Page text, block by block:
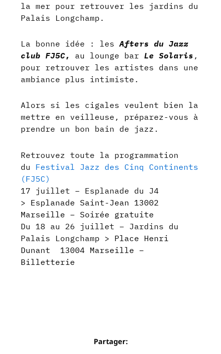
la mer pour retrouver les jardins du
Palais Longchamp.
La bonne idée : les Afters du Jazz
club FJ5C, au lounge barLe Solaris ,
pour retrouver les artistes dans une
ambiance plus intimiste.
Alors si les cigales veulent bien la
mettre en veilleuse, préparez-vous à
prendre un bon bain de jazz.
Retrouvez toute la programmation
du Festival Jazz des Cinq Continents
(FJ5C)
17 juillet – Esplanade du J4
> Esplanade Saint-Jean 13002
Marseille – Soirée gratuite
Du 18 au 26 juillet – Jardins du
Palais Longchamp > Place Henri
Dunant 13004 Marseille –
Billetterie
Partager: